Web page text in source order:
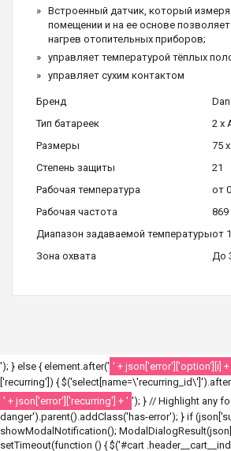
Встроенный датчик, который
помещении и на ее основе
нагрев отопительных приборов;
управляет температурой тёплых
управляет сухим контактом
Бренд
Тип батареек
2 x
Размеры
75
Степень защиты
21
Рабочая температура
от
Рабочая частота
Диапазон задаваемой температурыот
Зона охвата
До
'); } else { element.after(' ' + json['error']['option'][i] +
['recurring']) {
' + json['error']['recurring'] + ' '); } // Highlight any
danger').parent().addClass('has-error'); } if
showModalNotification();
setTimeout(function () { $('#cart